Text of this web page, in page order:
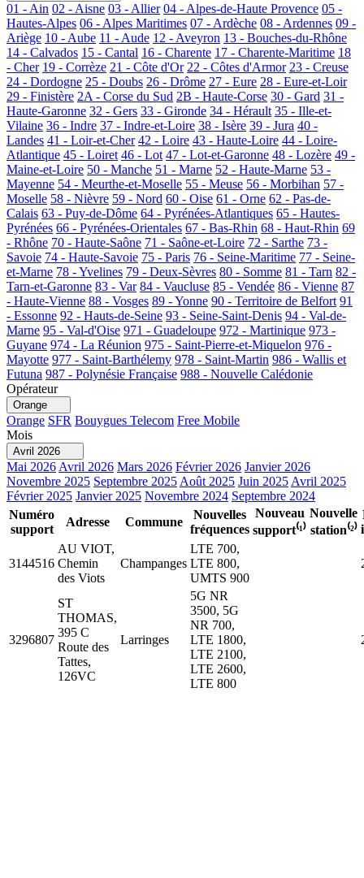
01 - Ain 02 - Aisne 03 - Allier 04 - Alpes-de-Haute Provence 05 -
Hautes-Alpes 06 - Alpes Maritimes 07 - Ardèche 08 - Ardennes 09 -
Ariège 10 - Aube 11 - Aude 12 - Aveyron 13 - Bouches-du-Rhône
14 - Calvados 15 - Cantal 16 - Charente 17 - Charente-Maritime 18
- Cher 19 - Corrèze 21 - Côte d'Or 22 - Côtes d'Armor 23 - Creuse
24 - Dordogne 25 - Doubs 26 - Drôme 27 - Eure 28 - Eure-et-Loir
29 - Finistère 2A - Corse du Sud 2B - Haute-Corse 30 - Gard 31 -
Haute-Garonne 32 - Gers 33 - Gironde 34 - Hérault 35 - Ille-et-
Vilaine 36 - Indre 37 - Indre-et-Loire 38 - Isère 39 - Jura 40 -
Landes 41 - Loir-et-Cher 42 - Loire 43 - Haute-Loire 44 - Loire-
Atlantique 45 - Loiret 46 - Lot 47 - Lot-et-Garonne 48 - Lozère 49 -
Maine-et-Loire 50 - Manche 51 - Marne 52 - Haute-Marne 53 -
Mayenne 54 - Meurthe-et-Moselle 55 - Meuse 56 - Morbihan 57 -
Moselle 58 - Nièvre 59 - Nord 60 - Oise 61 - Orne 62 - Pas-de-
Calais 63 - Puy-de-Dôme 64 - Pyrénées-Atlantiques 65 - Hautes-
Pyrénées 66 - Pyrénées-Orientales 67 - Bas-Rhin 68 - Haut-Rhin 69
- Rhône 70 - Haute-Saône 71 - Saône-et-Loire 72 - Sarthe 73 -
Savoie 74 - Haute-Savoie 75 - Paris 76 - Seine-Maritime 77 - Seine-
et-Marne 78 - Yvelines 79 - Deux-Sèvres 80 - Somme 81 - Tarn 82 -
Tarn-et-Garonne 83 - Var 84 - Vaucluse 85 - Vendée 86 - Vienne 87
- Haute-Vienne 88 - Vosges 89 - Yonne 90 - Territoire de Belfort 91
- Essonne 92 - Hauts-de-Seine 93 - Seine-Saint-Denis 94 - Val-de-
Marne 95 - Val-d'Oise 971 - Guadeloupe 972 - Martinique 973 -
Guyane 974 - La Réunion 975 - Saint-Pierre-et-Miquelon 976 -
Mayotte 977 - Saint-Barthélemy 978 - Saint-Martin 986 - Wallis et
Futuna 987 - Polynésie Française 988 - Nouvelle Calédonie
Opérateur
Orange
Orange SFR Bouygues Telecom Free Mobile
Mois
Avril 2026
Mai 2026 Avril 2026 Mars 2026 Février 2026 Janvier 2026
Novembre 2025 Septembre 2025 Août 2025 Juin 2025 Avril 2025
Février 2025 Janvier 2025 Novembre 2024 Septembre 2024
Numéro
support
Adresse Commune
Nouvelles
fréquences
Nouveau
support⁽¹⁾
Nouvelle
station⁽²⁾
3144516
AU VIOT,
Chemin
des Viots
Champanges
LTE 700,
LTE 800,
UMTS 900
3296807
ST
THOMAS,
395 C
Route des
Tattes,
126VC
Larringes
5G NR
3500, 5G
NR 700,
LTE 1800,
LTE 2100,
LTE 2600,
LTE 800